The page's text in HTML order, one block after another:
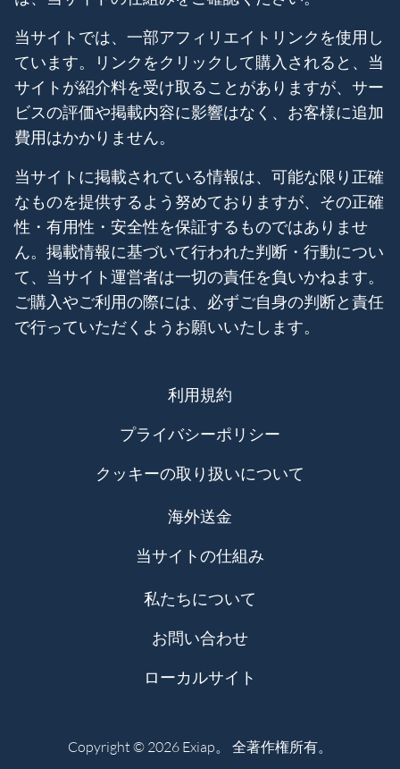
当サイトでは、一部アフィリエイトリンクを使用し
ています。リンクをクリックして購入されると、当
サイトが紹介料を受け取ることがありますが、サー
ビスの評価や掲載内容に影響はなく、お客様に追加
費用はかかりません。
当サイトに掲載されている情報は、可能な限り正確
なものを提供するよう努めておりますが、その正確
性・有用性・安全性を保証するものではありませ
ん。掲載情報に基づいて行われた判断・行動につい
て、当サイト運営者は一切の責任を負いかねます。
ご購入やご利用の際には、必ずご自身の判断と責任
で行っていただくようお願いいたします。
利用規約
プライバシーポリシー
クッキーの取り扱いについて
海外送金
当サイトの仕組み
私たちについて
お問い合わせ
ローカルサイト
Copyright © 2026 Exiap。 全著作権所有。